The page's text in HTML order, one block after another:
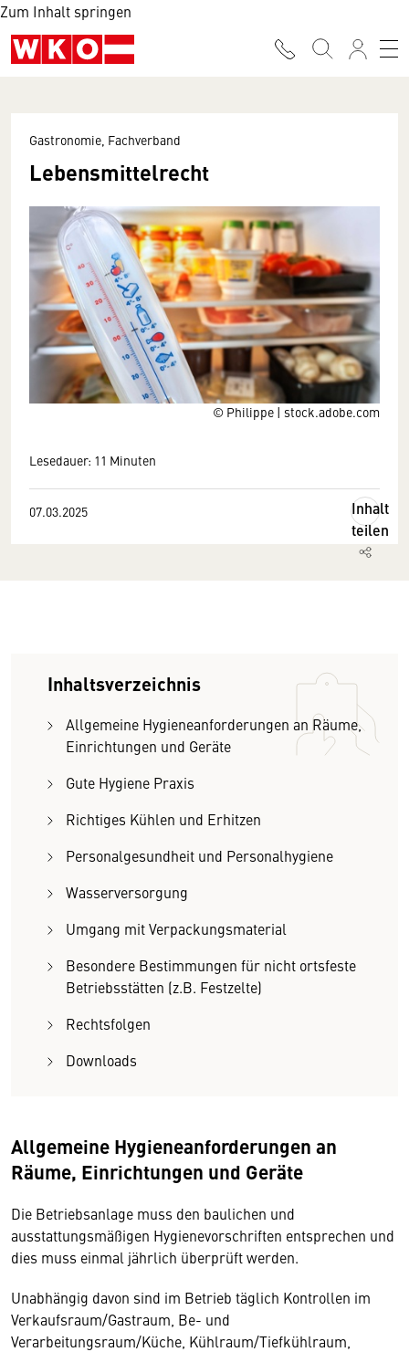
Zum Inhalt springen
© Philippe | stock.adobe.com
Gastronomie, Fachverband
Lebensmittelrecht
Lesedauer: 11 Minuten
07.03.2025
Inhalt
teilen
Inhaltsverzeichnis
Allgemeine Hygieneanforderungen an Räume,
Einrichtungen und Geräte
Gute Hygiene Praxis
Richtiges Kühlen und Erhitzen
Personalgesundheit und Personalhygiene
Wasserversorgung
Umgang mit Verpackungsmaterial
Besondere Bestimmungen für nicht ortsfeste
Betriebsstätten (z.B. Festzelte)
Rechtsfolgen
Downloads
Allgemeine Hygieneanforderungen an
Räume, Einrichtungen und Geräte
Die Betriebsanlage muss den baulichen und
ausstattungsmäßigen Hygienevorschriften entsprechen und
dies muss einmal jährlich überprüft werden.
Unabhängig davon sind im Betrieb täglich Kontrollen im
Verkaufsraum/Gastraum, Be- und
Verarbeitungsraum/Küche, Kühlraum/Tiefkühlraum,